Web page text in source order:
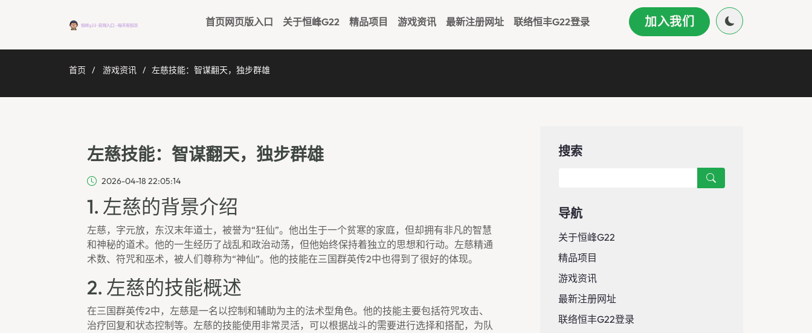
首页网页版入口 关于恒峰g22 精品项目 游戏资讯 最新注册网址 联络恒丰g22登录 加入我们
首页 游戏资讯 左慈技能：智谋翻天，独步群雄
左慈技能：智谋翻天，独步群雄
2026-04-18 22:05:14
1. 左慈的背景介绍
左慈，字元放，东汉末年道士，被誉为“狂仙”。他出生于一个贫寒的家庭，但却拥有非凡的智慧
和神秘的道术。他的一生经历了战乱和政治动荡，但他始终保持着独立的思想和行动。左慈精通
术数、符咒和巫术，被人们尊称为“神仙”。他的技能在三国群英传2中也得到了很好的体现。
2. 左慈的技能概述
在三国群英传2中，左慈是一名以控制和辅助为主的法术型角色。他的技能主要包括符咒攻击、
治疗回复和状态控制等。左慈的技能使用非常灵活，可以根据战斗的需要进行选择和搭配，为队
搜索
导航
关于恒峰g22
精品项目
游戏资讯
最新注册网址
联络恒丰g22登录